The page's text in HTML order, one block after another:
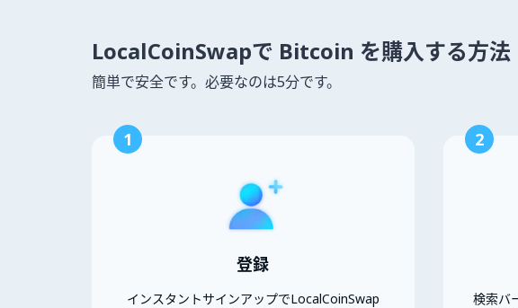
LocalCoinSwapで Bitcoin を購入する方法
簡単で安全です。必要なのは5分です。
1
登録
インスタントサインアップでLocalCoinSwap
2
検索バ